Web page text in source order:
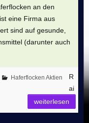
an den
eine Firma aus
sind auf gesunde,
(darunter auch
Haferflocken Aktien
R
ai
weiterlesen